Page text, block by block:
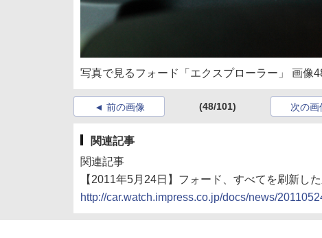
写真で見るフォード「エクスプローラー」 画像
前の画像 (48/101) 次の画
関連記事
関連記事
【2011年5月24日】フォード、すべてを刷新し
http://car.watch.impress.co.jp/docs/news/